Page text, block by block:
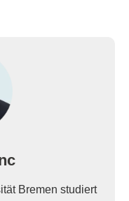
Bremen studiert